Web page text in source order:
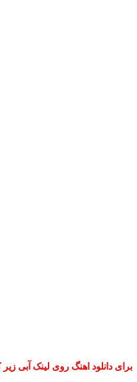
برای دانلود اهنگ روی لینک آبی زیر